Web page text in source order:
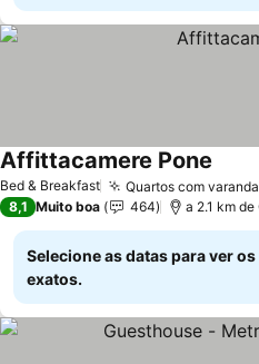
Bed & Breakfast Quartos com
Affittacamere Pone
8,1 Muito boa 464 a 2.1 km
Selecione as datas para ver
exatos.